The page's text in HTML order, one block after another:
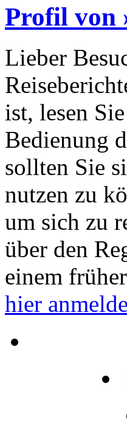
Profil von
Lieber
ist, lesen
Bedienung
sollten Sie
nutzen zu
um sich zu
über den
einem
hier